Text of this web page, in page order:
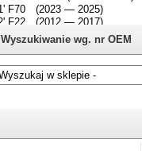
Wyszukiwanie wg. nr OEM